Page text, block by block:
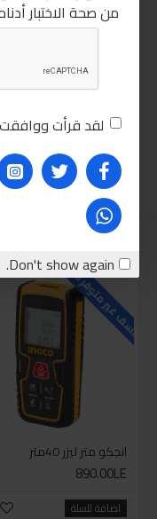
من صحة الاختبار
لقد قرأت
Don't show again.
نقترحه عليك
للاسف غير متوفر حاليا
انجكو متر ليزر 40متر
890.00LE
اضافة للسلة